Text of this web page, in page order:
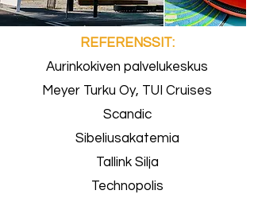
REFERENSSIT:
Aurinkokiven palvelukeskus
Meyer Turku Oy, TUI Cruises
Scandic
Sibeliusakatemia
Tallink Silja
Technopolis